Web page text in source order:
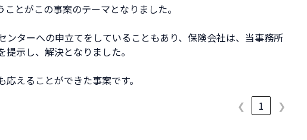
とがこの事案のテーマとなりました。
ンターへの申立てをしていることもあり、保険会社は、当事務所
示し、解決となりました。
えることができた事案です。
❮ 1 ❯